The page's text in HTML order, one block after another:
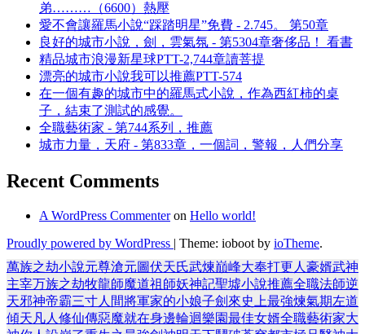
弟………（6600）熱壓
愛不會讓羅馬小說“踩踏明星”免費 - 2.745。 第50章
良好的城市小說，劍，雲氣氛 - 第5304章奢侈品！ 看書
精品城市浪漫新星球PTT-2,744章讀菩提
漂亮的城市小說我可以推薦PTT-574
在一個有趣的城市中的羅馬式小說，作為西紅柿的桌
子，結束了測試的感覺。
全職藝術家 - 第744系列，推薦
城市力量，天府 - 第833章，一個詞，警報，人們分享
Recent Comments
A WordPress Commenteron Hello world!
Proudly powered by WordPress | Theme: ioboot by ioTheme.
萬族之劫小說元尊滄元圖伏天氏武煉巔峰大奉打更人 豪婿武神
主宰万族之劫牧龍師魔道祖師妖神記聖墟小說推薦全職法師逆
天邪神帝霸三寸人間將軍家的小娘子劍來史上最強煉氣期左道
傾天 凡人修仙傳惡魔就在身邊輪迴樂園最佳女婿全職藝術家大